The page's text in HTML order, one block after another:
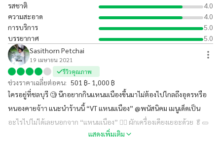
รสชาติ
4.0
ความสะอาด
4.0
การบริการ
5.0
บรรยากาศ
5.0
Sasithorn Petchai
19 เมษายน 2021
รีวิวคุณภาพ
ช่วงราคาเฉลี่ยต่อคน: 501 ฿- 1,000 ฿
ใครอยู่ที่ชลบุรี 🧐 นึกอยากกินแหนมเนืองขึ้นมาไม่ต้องไปไกลถึงอุดรหรือ
หนองคายจ้าา แนะนำร้านนี้ “VT แหนมเนือง” @พนัสนิคม เมนูเด็ดเป็น
อะไรไปไม่ได้เลยนอกจาก “แหนมเนือง” 👍🏻 ผักเครื่องเคียงเยอะด้วย 🥬🥒
🌶 ทางร้านไม่ได้มีแค่เมนูนี้นะยังมีอาหารอีสานอีกมากมาย ร้านนี้เข้าร่วม
แสดงเพิ่มเติม